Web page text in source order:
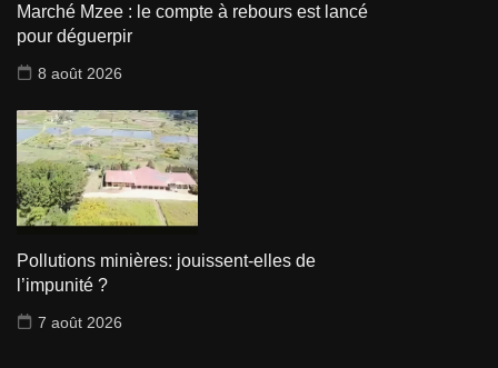
Marché Mzee : le compte à rebours est lancé
pour déguerpir
8 août 2026
Pollutions minières: jouissent-elles de
l’impunité ?
7 août 2026